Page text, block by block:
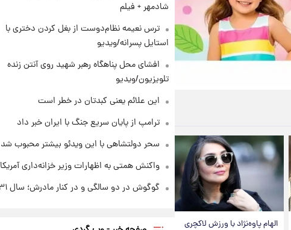
الهام پاوه‌نژاد با ورزش لاکچری
شادمهر + فیلم
ترس نعیمه نظام‌دوست از بغل کردن دختری با
استایل پسرانه/ویدیو
افشای محل پناهگاه‌ رهبر شهید روی آنتن زنده
تلویزیون/ویدیو
این علائم یعنی کبدتان در خطر است
ترامپ از پایان سریع جنگ با ایران خبر داد
سحر دولتشاهی با این ویدئو بیشتر محبوب شد
واکنش همتی به اظهارات وزیر خزانه‌داری آمریکا
گوگوش در دو سالگی و در کنار مادرش؛ سال ۱۳۳۱